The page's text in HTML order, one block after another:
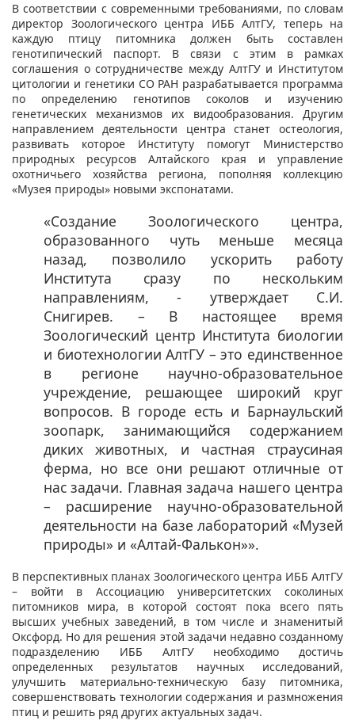
В соответствии с современными требованиями, по словам
директор Зоологического центра ИББ АлтГУ, теперь на
каждую птицу питомника должен быть составлен
генотипический паспорт. В связи с этим в рамках
соглашения о сотрудничестве между АлтГУ и Институтом
цитологии и генетики СО РАН разрабатывается программа
по определению генотипов соколов и изучению
генетических механизмов их видообразования. Другим
направлением деятельности центра станет остеология,
развивать которое Институту помогут Министерство
природных ресурсов Алтайского края и управление
охотничьего хозяйства региона, пополняя коллекцию
«Музея природы» новыми экспонатами.
«Создание Зоологического центра,
образованного чуть меньше месяца
назад, позволило ускорить работу
Института сразу по нескольким
направлениям, - утверждает С.И.
Снигирев. – В настоящее время
Зоологический центр Института биологии
и биотехнологии АлтГУ – это единственное
в регионе научно-образовательное
учреждение, решающее широкий круг
вопросов. В городе есть и Барнаульский
зоопарк, занимающийся содержанием
диких животных, и частная страусиная
ферма, но все они решают отличные от
нас задачи. Главная задача нашего центра
– расширение научно-образовательной
деятельности на базе лабораторий «Музей
природы» и «Алтай-Фалькон»». ​
В перспективных планах Зоологического центра ИББ АлтГУ
– войти в Ассоциацию университетских соколиных
питомников мира, в которой состоят пока всего пять
высших учебных заведений, в том числе и знаменитый
Оксфорд. Но для решения этой задачи недавно созданному
подразделению ИББ АлтГУ необходимо достичь
определенных результатов научных исследований,
улучшить материально-техническую базу питомника,
совершенствовать технологии содержания и размножения
птиц и решить ряд других актуальных задач.